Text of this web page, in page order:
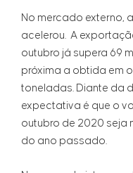
No mercado externo,
acelerou. A
outubro já supera 69
próxima a obtida em
toneladas. Diante da
expectativa é que o
outubro de 2020 seja
do ano passado.